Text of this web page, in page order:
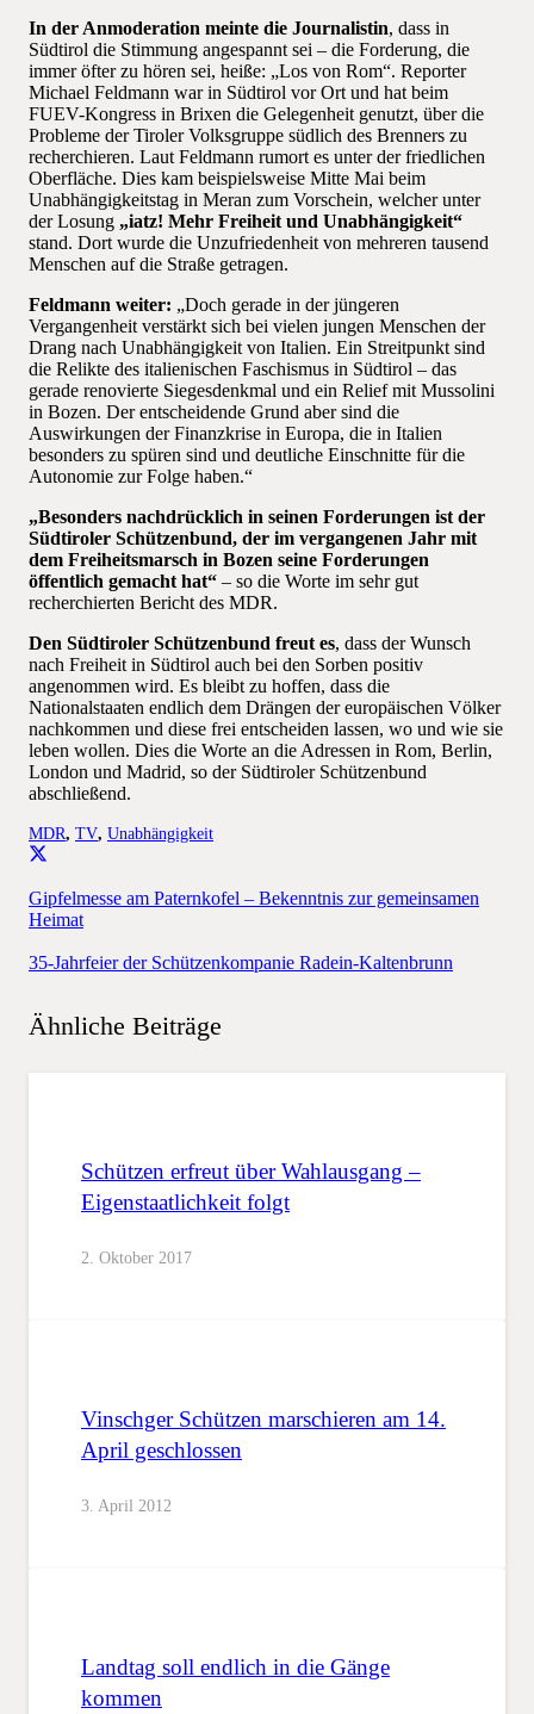
In der Anmoderation meinte die Journalistin, dass in
Südtirol die Stimmung angespannt sei – die Forderung, die
immer öfter zu hören sei, heiße: „Los von Rom“. Reporter
Michael Feldmann war in Südtirol vor Ort und hat beim
FUEV-Kongress in Brixen die Gelegenheit genutzt, über die
Probleme der Tiroler Volksgruppe südlich des Brenners zu
recherchieren. Laut Feldmann rumort es unter der friedlichen
Oberfläche. Dies kam beispielsweise Mitte Mai beim
Unabhängigkeitstag in Meran zum Vorschein, welcher unter
der Losung „iatz! Mehr Freiheit und Unabhängigkeit“
stand. Dort wurde die Unzufriedenheit von mehreren tausend
Menschen auf die Straße getragen.
Feldmann weiter: „Doch gerade in der jüngeren
Vergangenheit verstärkt sich bei vielen jungen Menschen der
Drang nach Unabhängigkeit von Italien. Ein Streitpunkt sind
die Relikte des italienischen Faschismus in Südtirol – das
gerade renovierte Siegesdenkmal und ein Relief mit Mussolini
in Bozen. Der entscheidende Grund aber sind die
Auswirkungen der Finanzkrise in Europa, die in Italien
besonders zu spüren sind und deutliche Einschnitte für die
Autonomie zur Folge haben.“
„Besonders nachdrücklich in seinen Forderungen ist der
Südtiroler Schützenbund, der im vergangenen Jahr mit
dem Freiheitsmarsch in Bozen seine Forderungen
öffentlich gemacht hat“ – so die Worte im sehr gut
recherchierten Bericht des MDR.
Den Südtiroler Schützenbund freut es, dass der Wunsch
nach Freiheit in Südtirol auch bei den Sorben positiv
angenommen wird. Es bleibt zu hoffen, dass die
Nationalstaaten endlich dem Drängen der europäischen Völker
nachkommen und diese frei entscheiden lassen, wo und wie sie
leben wollen. Dies die Worte an die Adressen in Rom, Berlin,
London und Madrid, so der Südtiroler Schützenbund
abschließend.
MDR, TV, Unabhängigkeit
Gipfelmesse am Paternkofel – Bekenntnis zur gemeinsamen
Heimat
35-Jahrfeier der Schützenkompanie Radein-Kaltenbrunn
Ähnliche Beiträge
Schützen erfreut über Wahlausgang –
Eigenstaatlichkeit folgt
2. Oktober 2017
Vinschger Schützen marschieren am 14.
April geschlossen
3. April 2012
Landtag soll endlich in die Gänge
kommen